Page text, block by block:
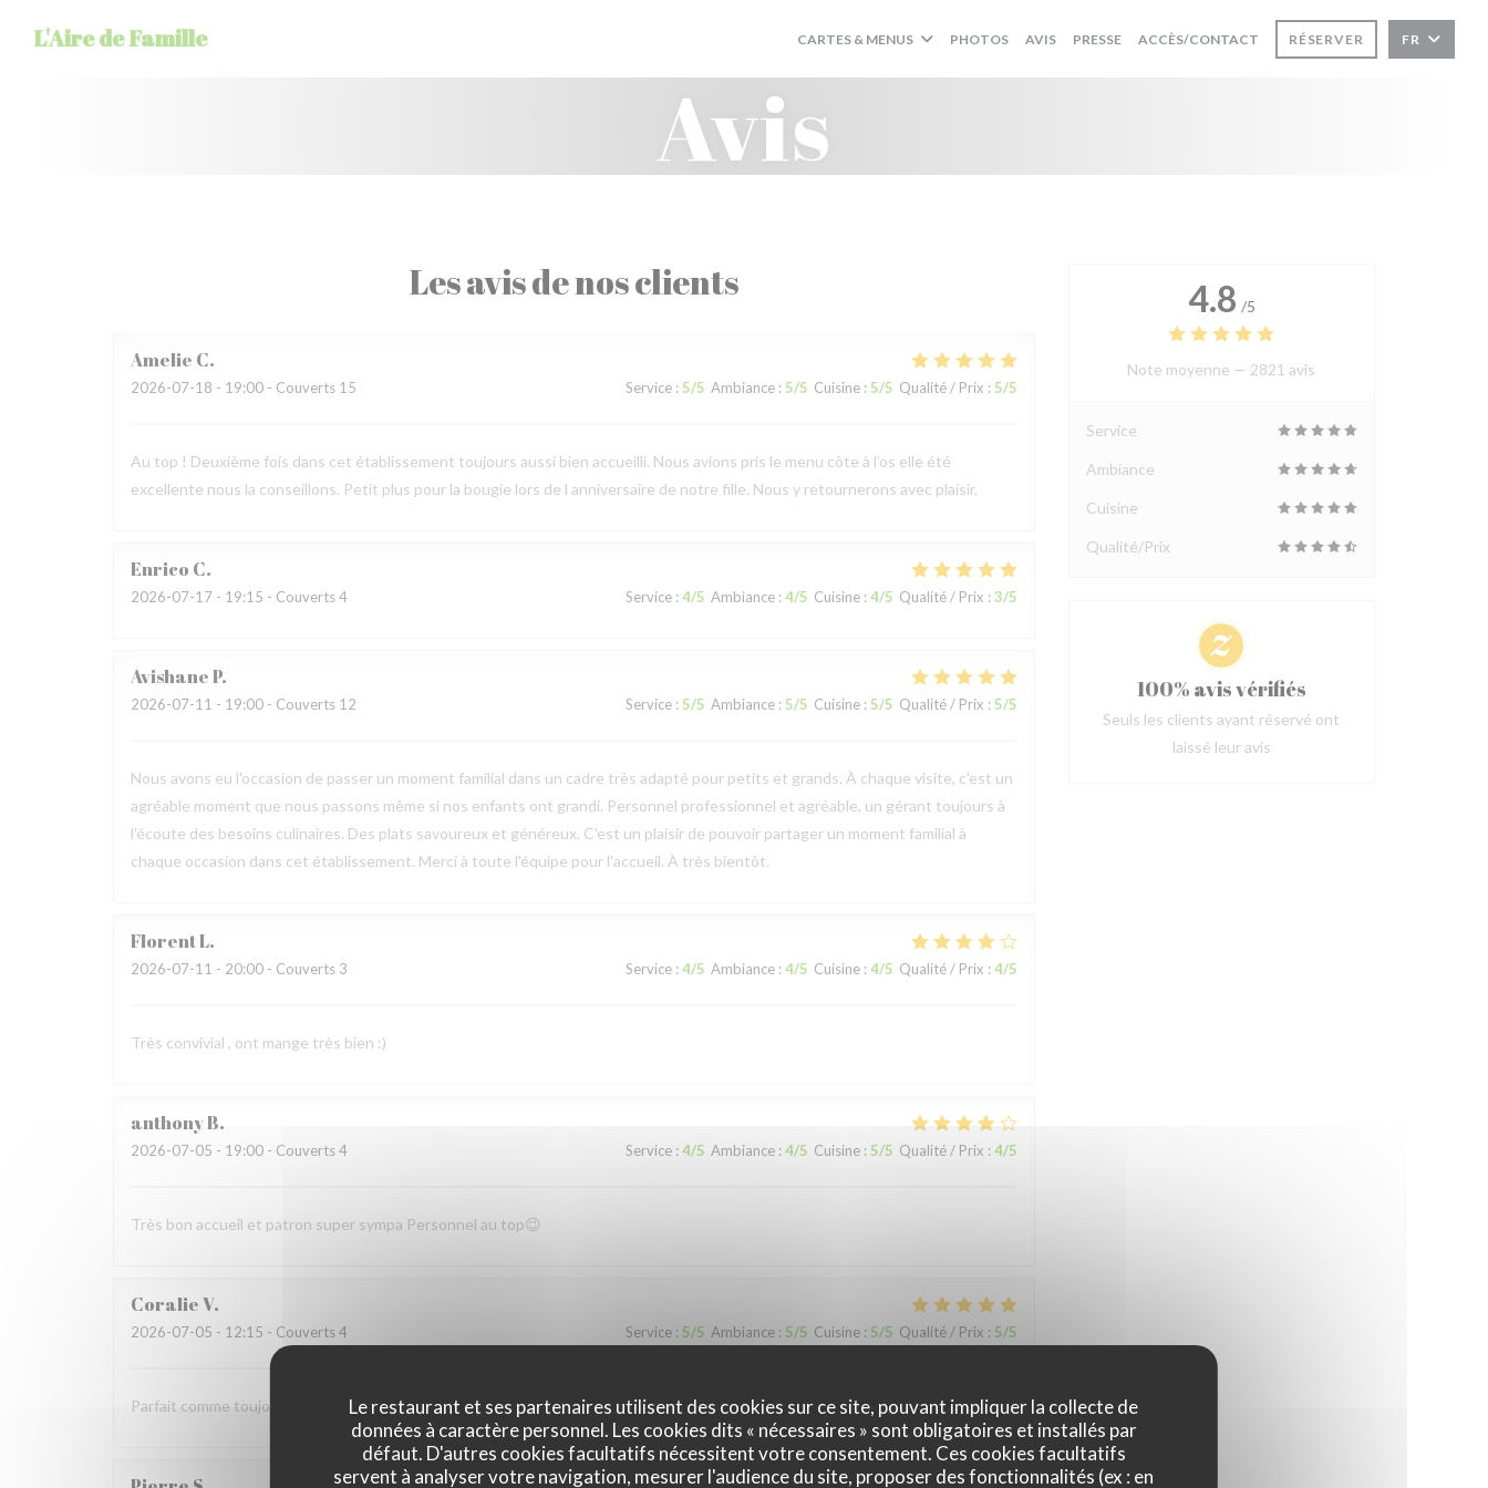
Le restaurant et ses partenaires utilisent des cookies sur ce site, pouvant impliquer la collecte de
données à caractère personnel. Les cookies dits « nécessaires » sont obligatoires et installés par
défaut. D'autres cookies facultatifs nécessitent votre consentement. Ces cookies facultatifs
servent à analyser votre navigation, mesurer l'audience du site, proposer des fonctionnalités (ex : en
L'Aire de Famille CARTES & MENUS PHOTOS AVIS PRESSE ACCÈS/CONTACT RÉSERVER FR
Avis
Les avis de nos clients
Amelie C
2026-07-18 - 19:00 - Couverts 15 Service: 5/5 Ambiance: 5/5 Cuisine: 5/5 Qualité / Prix : 5/5
Au top ! Deuxième fois dans cet établissement toujours aussi bien accueilli. Nous avions pris le menu côte à l’os elle été
excellente nous la conseillons. Petit plus pour la bougie lors de l anniversaire de notre fille. Nous y retournerons avec plaisir.
Enrico C
2026-07-17 - 19:15 - Couverts 4 Service: 4/5 Ambiance: 4/5 Cuisine: 4/5 Qualité / Prix : 3/5
AvishaneP
2026-07-11 - 19:00 - Couverts 12 Service: 5/5 Ambiance: 5/5 Cuisine: 5/5 Qualité / Prix : 5/5
Nous avons eu l'occasion de passer un moment familial dans un cadre très adapté pour petits et grands. À chaque visite, c'est un
agréable moment que nous passons même si nos enfants ont grandi. Personnel professionnel et agréable, un gérant toujours à
l'écoute des besoins culinaires. Des plats savoureux et généreux. C'est un plaisir de pouvoir partager un moment familial à
chaque occasion dans cet établissement. Merci à toute l'équipe pour l'accueil. À très bientôt.
FlorentL
2026-07-11 - 20:00 - Couverts 3 Service: 4/5 Ambiance: 4/5 Cuisine: 4/5 Qualité / Prix : 4/5
Très convivial , ont mange très bien :)
anthonyB
2026-07-05 - 19:00 - Couverts 4 Service: 4/5 Ambiance: 4/5 Cuisine: 5/5 Qualité / Prix : 4/5
Très bon accueil et patron super sympa Personnel au top😉
CoralieV
2026-07-05 - 12:15 - Couverts 4 Service: 5/5 Ambiance: 5/5 Cuisine: 5/5 Qualité / Prix : 5/5
Parfait comme toujours !
4.8 /5
Note moyenne — 2821 avis
Service
Ambiance
Cuisine
Qualité/Prix
100% avis vérifiés
Seuls les clients ayant réservé ont
laissé leur avis